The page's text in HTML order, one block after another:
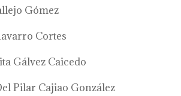
Gómez
Cortes
Caicedo
Cajiao González